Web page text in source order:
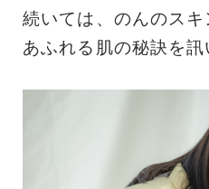
続いては、のんのス
あふれる肌の秘訣を訊